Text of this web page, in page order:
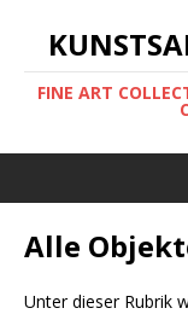
FINE ART
Alle
Unter dieser Rubrik